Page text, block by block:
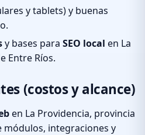
y tablets) y buenas
y bases para SEO local en La
Entre Ríos.
(costos y alcance)
en La Providencia, provincia
módulos, integraciones y